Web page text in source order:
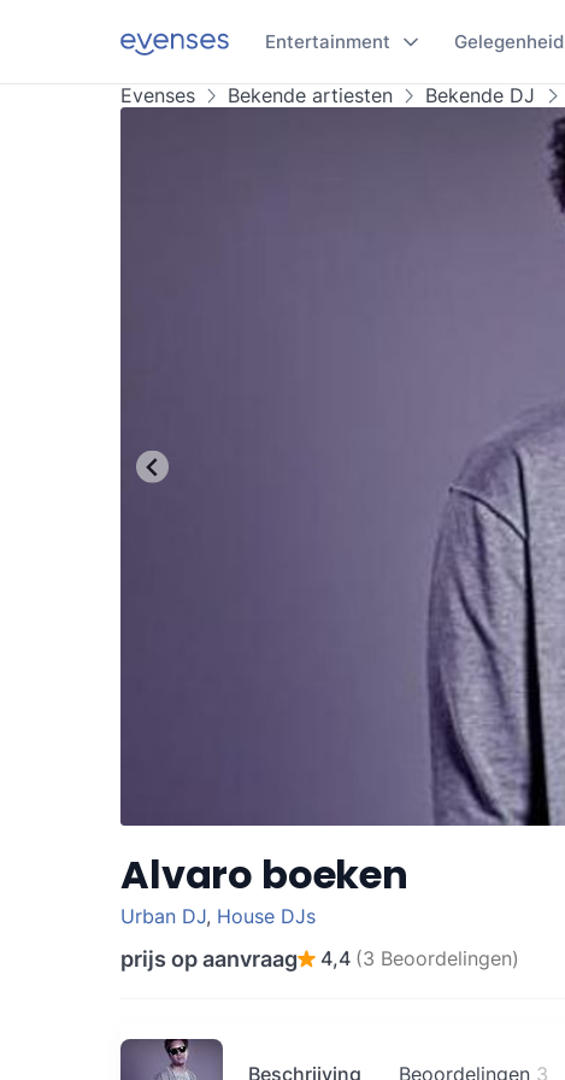
Entertainment Gelegenheid
Evenses Bekende artiesten Bekende DJ
Alvaro boeken
Urban DJ, House DJs
prijs op aanvraag 4,4 (3 Beoordelingen)
Beschrijving Beoordelingen 3